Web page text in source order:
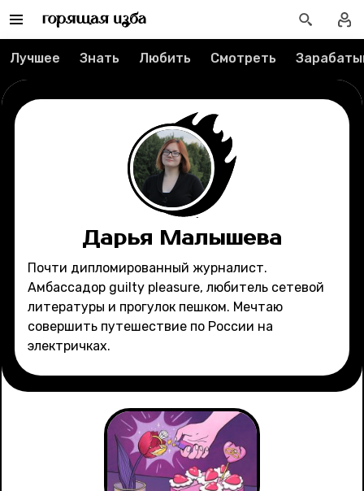
О проекте
Мерч
О компании
Лучшее Знать Любить Смотреть
Дарья Малышева
Почти дипломированный журналист.
Амбассадор guilty pleasure, любитель сетевой
литературы и прогулок пешком. Мечтаю
совершить путешествие по России на
электричках.